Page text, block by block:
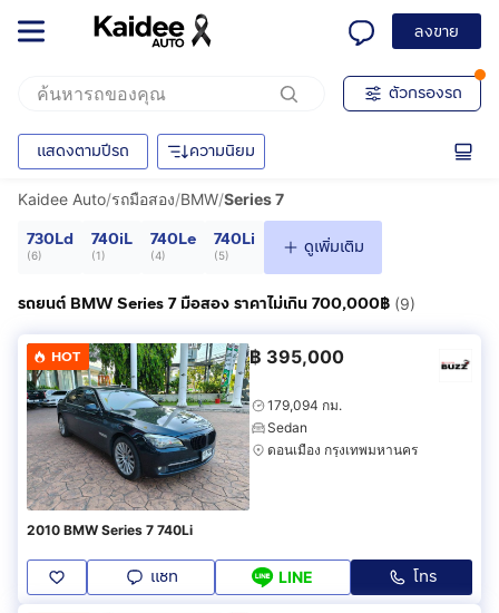
ลงขาย
ตัวกรองรถ
แสดงตามปีรถ ความนิยม
Kaidee Auto/รถมือสอง/BMW/Series 7
730Ld
(6)
740iL
(1)
740Le
(4)
740Li
(5) ดูเพิ่มเติม
รถยนต์ BMW Series 7 มือสอง ราคาไม่เกิน 700,000฿ (9)
HOT ฿ 395,000
179,094 กม.
Sedan
ดอนเมือง กรุงเทพมหานคร
2010 BMW Series 7 740Li
แชท LINE โทร